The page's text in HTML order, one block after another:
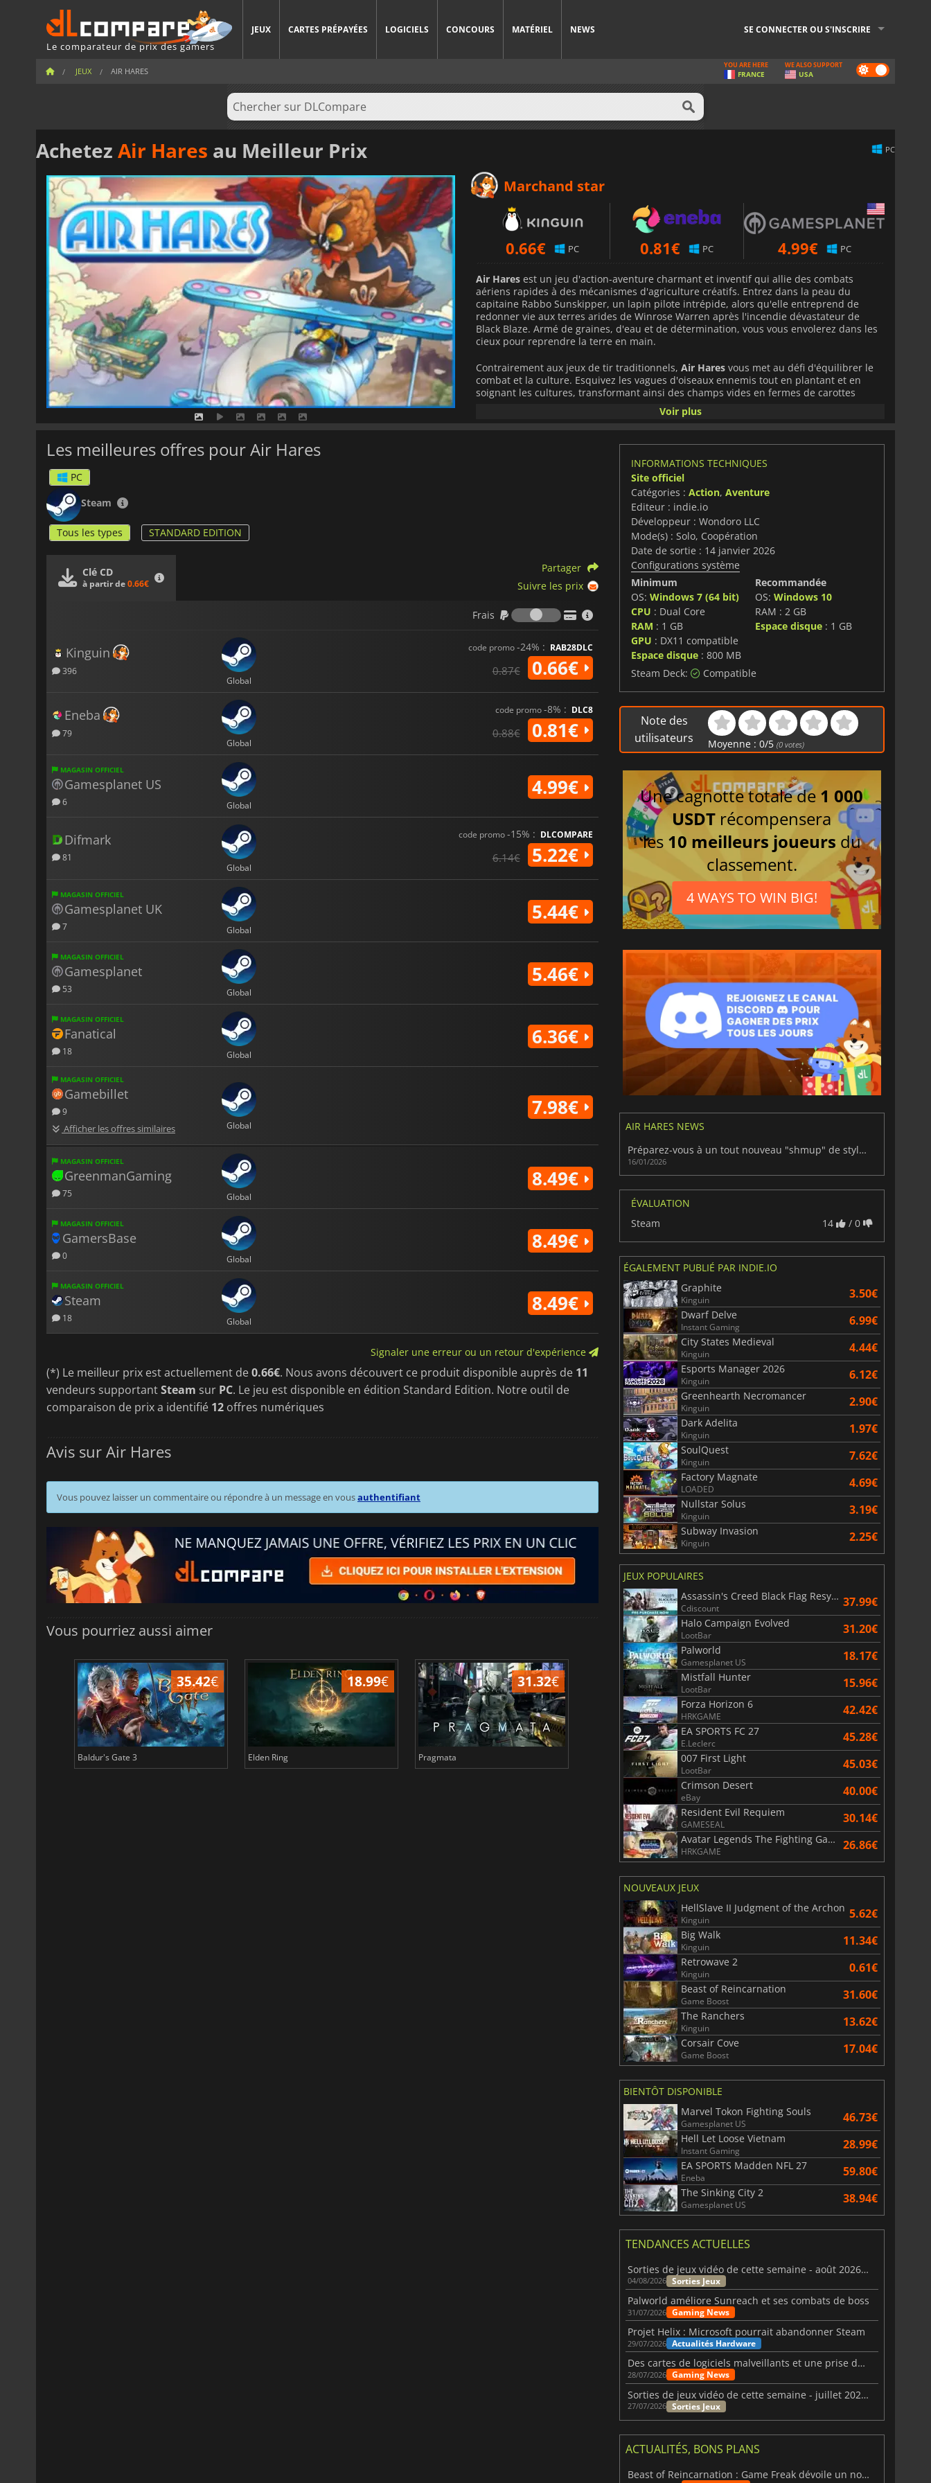
Le comparateur de prix des gamers
JEUX CARTES PRÉPAYÉES LOGICIELS CONCOURS MATÉRIEL NEWS SE CONNECTER OU S'INSCRIRE
JEUX AIR HARES Dark
mode
YOU ARE HERE
FRANCE
WE ALSO SUPPORT
USA
Achetez Air Hares au Meilleur Prix PC
Marchand star
0.66€ PC 0.81€ PC 4.99€ PC
Air Hares est un jeu d'action-aventure charmant et inventif qui allie des combats
aériens rapides à des mécanismes d'agriculture créatifs. Entrez dans la peau du
capitaine Rabbo Sunskipper, un lapin pilote intrépide, alors qu'elle entreprend de
redonner vie aux terres arides de Winrose Warren après l'incendie dévastateur de
Black Blaze. Armé de graines, d'eau et de détermination, vous vous envolerez dans les
cieux pour reprendre la terre en main.
Contrairement aux jeux de tir traditionnels, Air Hares vous met au défi d'équilibrer le
combat et la culture. Esquivez les vagues d'oiseaux ennemis tout en plantant et en
soignant les cultures, transformant ainsi des champs vides en fermes de carottes
prospères. Chaque mission requiert à la fois précision et stratégie, car l'environnement
lui-même fait partie du défi. Le mélange unique d'action et d'agriculture ajoute de la
profondeur et de la variété à chaque vol.
en incarnant Dirk Doggo, le fidèle compagnon du capitaine Rabbo. Ensemble, vous
participerez à des batailles aériennes en écran partagé, protégerez vos récoltes et
affronterez l'espiègle Gale Gang. Un jeu d'action de haut en bas au rythme effréné dans
un monde vibrant et fantaisiste où chaque graine semée apporte une nouvelle vie à
Avec son gameplay accessible, son histoire ludique et son monde visuellement
offre une expérience amusante aux joueurs de tous âges.
Voir plus
Les meilleures offres pour Air Hares
PC
Steam
Tous les types STANDARD EDITION
Clé CD
à partir de0.66€
Partager
Suivre les prix
Frais
Frais
Kinguin
396
Global
code promo-24% : RAB28DLC
0.87€ 0.66€
Eneba
79
Global
code promo-8% : DLC8
0.88€ 0.81€
MAGASIN OFFICIEL
Gamesplanet US
6 Global
4.99€
Difmark
81
Global
code promo-15% : DLCOMPARE
6.14€ 5.22€
MAGASIN OFFICIEL
Gamesplanet UK
7 Global
5.44€
MAGASIN OFFICIEL
Gamesplanet
53 Global
5.46€
MAGASIN OFFICIEL
Fanatical
18 Global
6.36€
MAGASIN OFFICIEL
Gamebillet
9
Afficher les offres similaires Global
7.98€
MAGASIN OFFICIEL
GreenmanGaming
75 Global
8.49€
MAGASIN OFFICIEL
GamersBase
0 Global
8.49€
MAGASIN OFFICIEL
Steam
18 Global
8.49€
Signaler une erreur ou un retour d'expérience
(*) Le meilleur prix est actuellement de0.66€. Nous avons découvert ce produit disponible auprès de 11
vendeurs supportantSteam sur PC. Le jeu est disponible en édition Standard Edition. Notre outil de
comparaison de prix a identifié 12 offres numériques
Avis sur Air Hares
Vous pouvez laisser un commentaire ou répondre à un message en vousauthentifiant
Vous pourriez aussi aimer
35.42€
Baldur's Gate 3
18.99€
Elden Ring
31.32€
Pragmata
6.75€
Total War WARHAMMER 3
15.48
INFORMATIONS TECHNIQUES
Site officiel
Catégories : Action, Aventure
Editeur : indie.io
Développeur : Wondoro LLC
Mode(s) : Solo, Coopération
Date de sortie : 14 janvier 2026
Configurations système
Minimum
OS: Windows 7 (64 bit)
CPU : Dual Core
RAM : 1 GB
GPU : DX11 compatible
Espace disque: 800 MB
Recommandée
OS:Windows 10
RAM : 2 GB
Espace disque : 1 GB
Steam Deck: Compatible
Note des
utilisateurs
Moyenne :0/5 (0 votes)
Une cagnotte totale de 1 000
USDT récompensera
les 10 meilleurs joueurs du
classement.
4 WAYS TO WIN BIG!
AIR HARES NEWS
Préparez-vous à un tout nouveau "shmup" de style arcade : Air Hares
16/01/2026
ÉVALUATION
Steam
14 / 0
ÉGALEMENT PUBLIÉ PAR INDIE.IO
Graphite
Kinguin 3.50€
Dwarf Delve
Instant Gaming 6.99€
City States Medieval
Kinguin 4.44€
Esports Manager 2026
Kinguin 6.12€
Greenhearth Necromancer
Kinguin 2.90€
Dark Adelita
Kinguin 1.97€
SoulQuest
Kinguin 7.62€
Factory Magnate
LOADED 4.69€
Nullstar Solus
Kinguin 3.19€
Subway Invasion
Kinguin 2.25€
JEUX POPULAIRES
Assassin's Creed Black Flag Resynced
Cdiscount 37.99€
Halo Campaign Evolved
LootBar 31.20€
Palworld
Gamesplanet US 18.17€
Mistfall Hunter
LootBar 15.96€
Forza Horizon 6
HRKGAME 42.42€
EA SPORTS FC 27
E.Leclerc 45.28€
007 First Light
LootBar 45.03€
Crimson Desert
eBay 40.00€
Resident Evil Requiem
GAMESEAL 30.14€
Avatar Legends The Fighting Game
HRKGAME 26.86€
NOUVEAUX JEUX
HellSlave II Judgment of the Archon
Kinguin 5.62€
Big Walk
Kinguin 11.34€
Retrowave 2
Kinguin 0.61€
Beast of Reincarnation
Game Boost 31.60€
The Ranchers
Kinguin 13.62€
Corsair Cove
Game Boost 17.04€
BIENTÔT DISPONIBLE
Marvel Tokon Fighting Souls
Gamesplanet US 46.73€
Hell Let Loose Vietnam
Instant Gaming 28.99€
EA SPORTS Madden NFL 27
Eneba 59.80€
The Sinking City 2
Gamesplanet US 38.94€
TENDANCES ACTUELLES
Sorties de jeux vidéo de cette semaine - août 2026 (semaine 32)
04/08/2026 Sorties Jeux
Palworld améliore Sunreach et ses combats de boss
31/07/2026 Gaming News
Projet Helix : Microsoft pourrait abandonner Steam
29/07/2026 Actualités Hardware
Des cartes de logiciels malveillants et une prise de contrôle de Discord ont touché Meccha Chameleon
28/07/2026 Gaming News
Sorties de jeux vidéo de cette semaine - juillet 2026 (semaine 31)
27/07/2026 Sorties Jeux
ACTUALITÉS, BONS PLANS
Beast of Reincarnation : Game Freak dévoile un nouveau pari